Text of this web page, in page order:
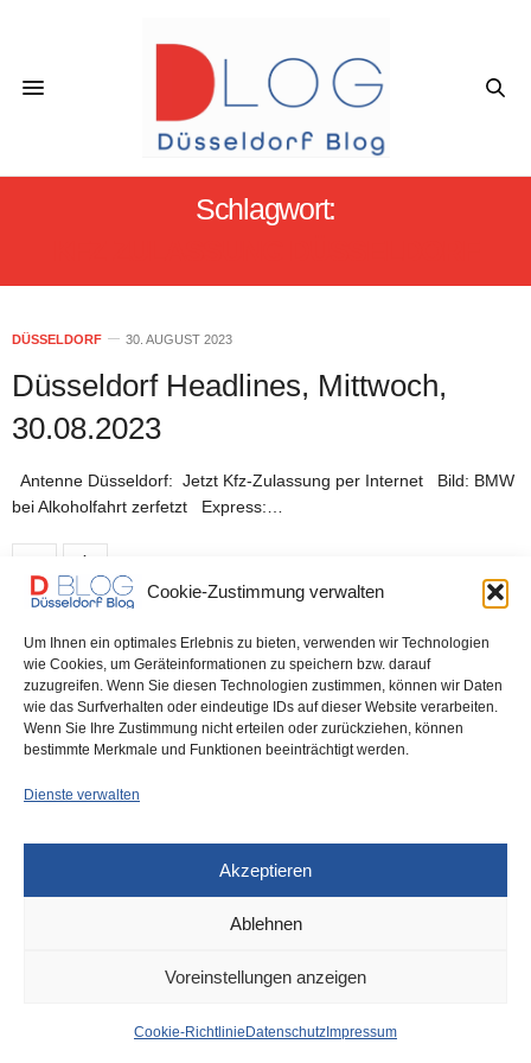
Cookie-Zustimmung verwalten
Um Ihnen ein optimales Erlebnis zu bieten, verwenden wir Technologien
wie Cookies, um Geräteinformationen zu speichern bzw. darauf
zuzugreifen. Wenn Sie diesen Technologien zustimmen, können wir Daten
wie das Surfverhalten oder eindeutige IDs auf dieser Website verarbeiten.
Wenn Sie Ihre Zustimmung nicht erteilen oder zurückziehen, können
bestimmte Merkmale und Funktionen beeinträchtigt werden.
Dienste verwalten
Akzeptieren
Ablehnen
Voreinstellungen anzeigen
Cookie-Richtlinie Datenschutz Impressum
Schlagwort:
DÜSSELDORF 30. AUGUST 2023
Düsseldorf Headlines, Mittwoch,
30.08.2023
Antenne Düsseldorf: Jetzt Kfz-Zulassung per Internet Bild: BMW
bei Alkoholfahrt zerfetzt Express:…
DÜSSELDORF 10. MÄRZ 2023
News aus dem Rathaus der Stadt
Düsseldorf
Ein Jahr Städtepartnerschaft mit Czernowitz Vor einem Jahr hat der